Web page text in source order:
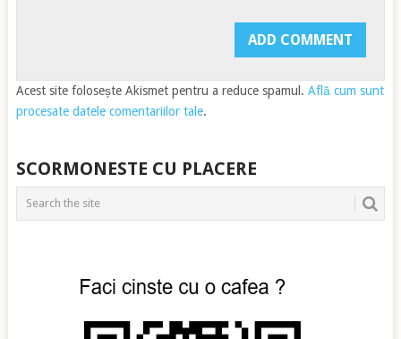
Acest site folosește Akismet pentru a reduce spamul. Află cum sunt
procesate datele comentariilor tale.
SCORMONESTE CU PLACERE